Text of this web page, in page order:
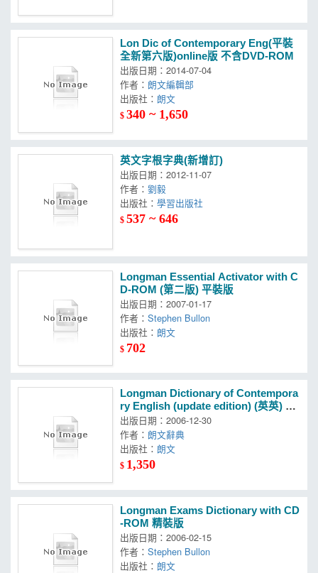
Lon Dic of Contemporary Eng(平裝
全新第六版)online版 不含DVD-ROM
出版日期：2014-07-04
作者： 朗文編輯部
出版社：
$340 ~ 1,650
英文字根字典(新增訂)
出版日期：2012-11-07
作者：劉毅
出版社：
$537 ~ 646
Longman Essential Activator with C
D-ROM (第二版) 平裝版
出版日期：2007-01-17
作者：Stephen Bullon
出版社：
$ 702
Longman Dictionary of Contempora
ry English (update edition) (英英) 精
裝版
出版日期：2006-12-30
作者： 朗文辭典
出版社：
$ 1,350
Longman Exams Dictionary with CD
-ROM 精裝版
出版日期：2006-02-15
作者：Stephen Bullon
出版社：